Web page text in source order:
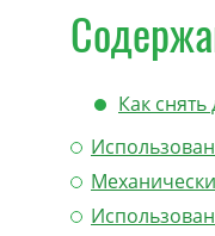
Как